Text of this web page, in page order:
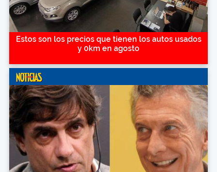
Estos son los precios que tienen los autos usados
y 0km en agosto